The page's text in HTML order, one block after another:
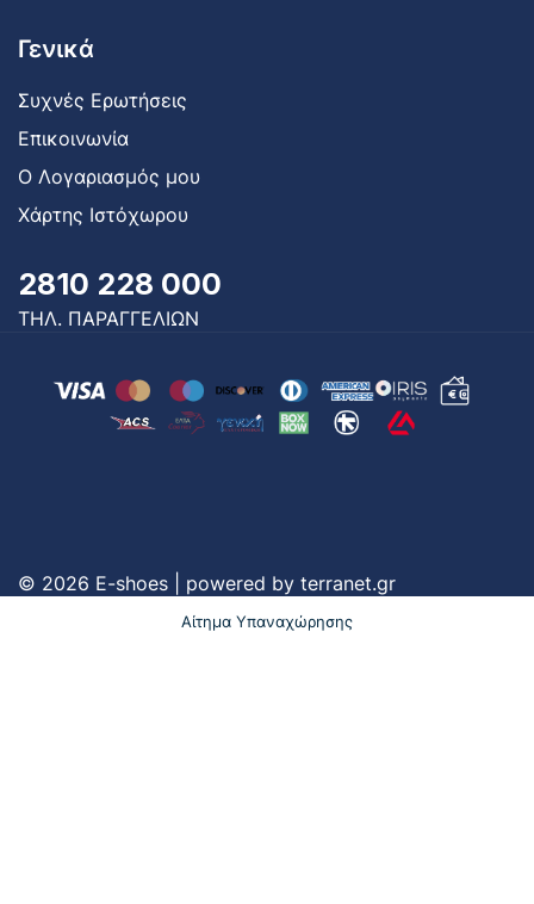
Γενικά
Συχνές Ερωτήσεις
Επικοινωνία
Ο Λογαριασμός μου
Χάρτης Ιστόχωρου
2810 228 000
ΤΗΛ. ΠΑΡΑΓΓΕΛΙΩΝ
© 2026 E-shoes | powered by terranet.gr
Αίτημα Υπαναχώρησης